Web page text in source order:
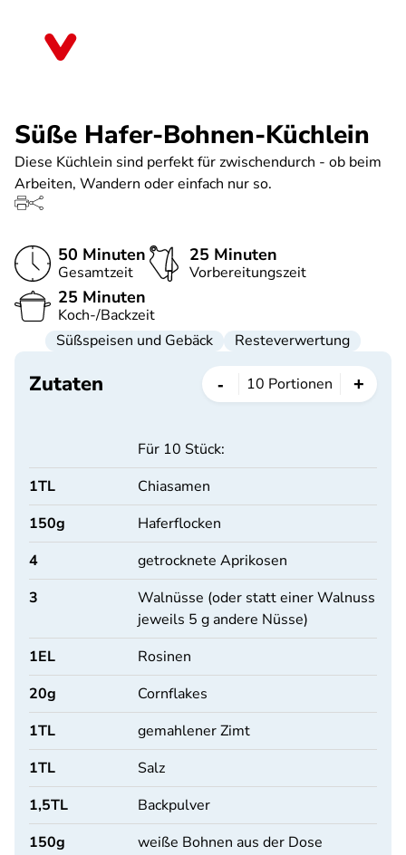
Süße Hafer-Bohnen-Küchlein
Diese Küchlein sind perfekt für zwischendurch - ob beim
Arbeiten, Wandern oder einfach nur so.
50 Minuten
Gesamtzeit
25 Minuten
Vorbereitungszeit
25 Minuten
Koch-/Backzeit
Süßspeisen und Gebäck
Resteverwertung
Zutaten - 10 Portionen +
Für 10 Stück:
1TL
Chiasamen
150g
Haferflocken
4
getrocknete Aprikosen
3
Walnüsse (oder statt einer Walnuss
jeweils 5 g andere Nüsse)
1EL
Rosinen
20g
Cornflakes
1TL
gemahlener Zimt
1TL
Salz
1,5TL
Backpulver
150g
weiße Bohnen aus der Dose